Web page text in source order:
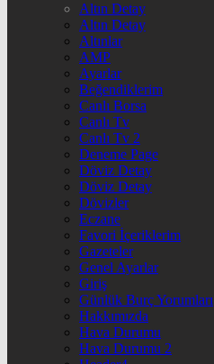
Altın Detay
Altın Detay
Altınlar
AMP
Ayarlar
Beğendiklerim
Canlı Borsa
Canlı Tv
Canlı Tv 2
Deneme Page
Döviz Detay
Döviz Detay
Dövizler
Eczane
Favori İçeriklerim
Gazeteler
Genel Ayarlar
Giriş
Günlük Burç Yorumları
Hakkımızda
Hava Durumu
Hava Durumu 2